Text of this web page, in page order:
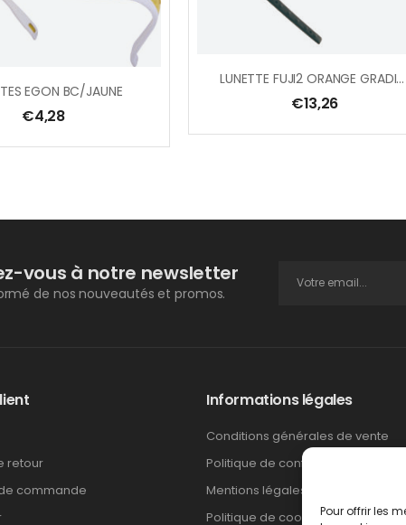
Pour offrir les
EGON BC/JAUNE
€4,28
LUNETTE FUJI2 ORANGE GRADIENT
€13,26
vous à notre newsletter
de nos nouveautés et promos.
retour
commande
Informations légales
Conditions générales de vente
Politique de confidentialité
Mentions légales
Politique de cookies